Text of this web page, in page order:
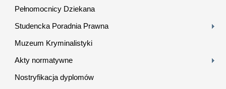
Pełnomocnicy Dziekana
Studencka Poradnia Prawna
Muzeum Kryminalistyki
Akty normatywne
Nostryfikacja dyplomów